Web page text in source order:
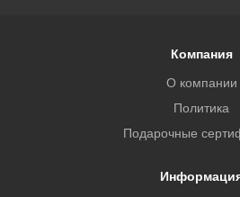
Компания
О компании
Политика
Подарочные